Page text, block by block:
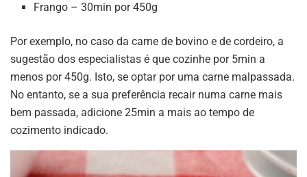
Frango – 30min por 450g
Por exemplo, no caso da carne de bovino e de cordeiro, a
sugestão dos especialistas é que cozinhe por 5min a
menos por 450g. Isto, se optar por uma carne malpassada.
No entanto, se a sua preferência recair numa carne mais
bem passada, adicione 25min a mais ao tempo de
cozimento indicado.